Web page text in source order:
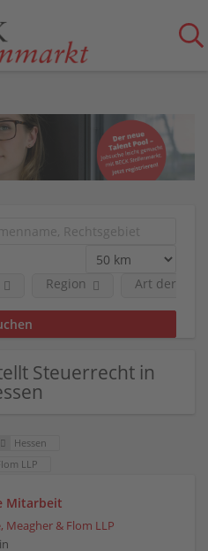
Region Art der
Steuerrecht in
Hessen
LLP
Mitarbeit
Meagher & Flom LLP